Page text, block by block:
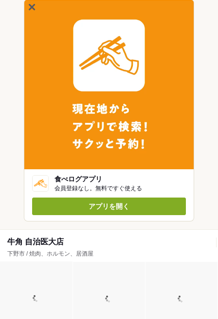
食べログアプリ
会員登録なし。無料ですぐ使える
アプリを開く
牛角 自治医大店
下野市 / 焼肉、ホルモン、居酒屋